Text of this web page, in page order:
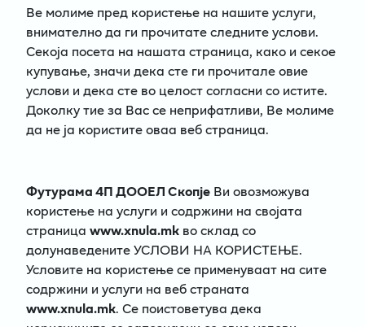
Ве молиме пред користење на нашите услуги,
внимателно да ги прочитате следните услови.
Секоја посета на нашата страница, како и секое
купување, значи дека сте ги прочитале овие
услови и дека сте во целост согласни со истите.
Доколку тие за Вас се неприфатливи, Ве молиме
да не ја користите оваа веб страница.
Футурама 4П ДООЕЛ СкопјеВи овозможува
користење на услуги и содржини на својата
страница www.xnula.mkво склад со
долунаведените УСЛОВИ НА КОРИСТЕЊЕ.
Условите на користење се применуваат на сите
содржини и услуги на веб страната
www.xnula.mk. Се поистоветува дека